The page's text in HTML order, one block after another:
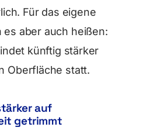
Für das eigene
aber auch heißen:
künftig stärker
Oberfläche statt.
auf
getrimmt